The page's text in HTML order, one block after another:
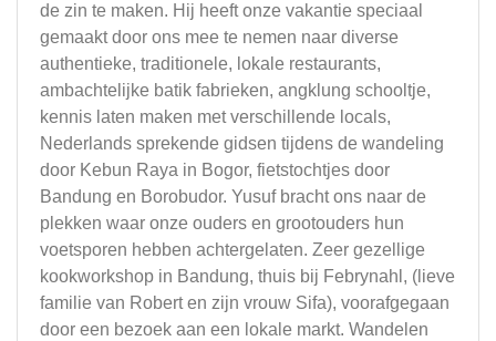
de zin te maken. Hij heeft onze vakantie speciaal
gemaakt door ons mee te nemen naar diverse
authentieke, traditionele, lokale restaurants,
ambachtelijke batik fabrieken, angklung schooltje,
kennis laten maken met verschillende locals,
Nederlands sprekende gidsen tijdens de wandeling
door Kebun Raya in Bogor, fietstochtjes door
Bandung en Borobudor. Yusuf bracht ons naar de
plekken waar onze ouders en grootouders hun
voetsporen hebben achtergelaten. Zeer gezellige
kookworkshop in Bandung, thuis bij Febrynahl, (lieve
familie van Robert en zijn vrouw Sifa), voorafgegaan
door een bezoek aan een lokale markt. Wandelen